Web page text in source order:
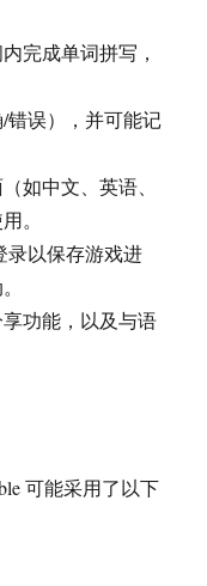
完成单词拼写，
错误），并可能记
如中文、英语、
。
录以保存游戏进
功能，以及与语
可能采用了以下